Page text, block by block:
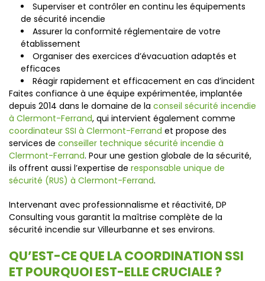
Superviser et contrôler en continu les équipements
de sécurité incendie
Assurer la conformité réglementaire de votre
établissement
Organiser des exercices d’évacuation adaptés et
efficaces
Réagir rapidement et efficacement en cas d’incident
Faites confiance à une équipe expérimentée, implantée
depuis 2014 dans le domaine de la conseil sécurité incendie
à Clermont-Ferrand, qui intervient également comme
coordinateur SSI à Clermont-Ferrand et propose des
services de conseiller technique sécurité incendie à
Clermont-Ferrand. Pour une gestion globale de la sécurité,
ils offrent aussi l’expertise de responsable unique de
sécurité (RUS) à Clermont-Ferrand.
Intervenant avec professionnalisme et réactivité, DP
Consulting vous garantit la maîtrise complète de la
sécurité incendie sur Villeurbanne et ses environs.
QU’EST-CE QUE LA COORDINATION SSI
ET POURQUOI EST-ELLE CRUCIALE ?